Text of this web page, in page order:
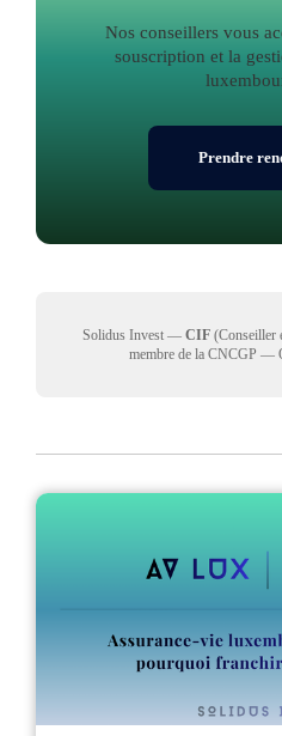
Nos conseillers vous
souscription et la
Prendre
Solidus Invest — CIF (Conseiller
membre de la CNCGP —